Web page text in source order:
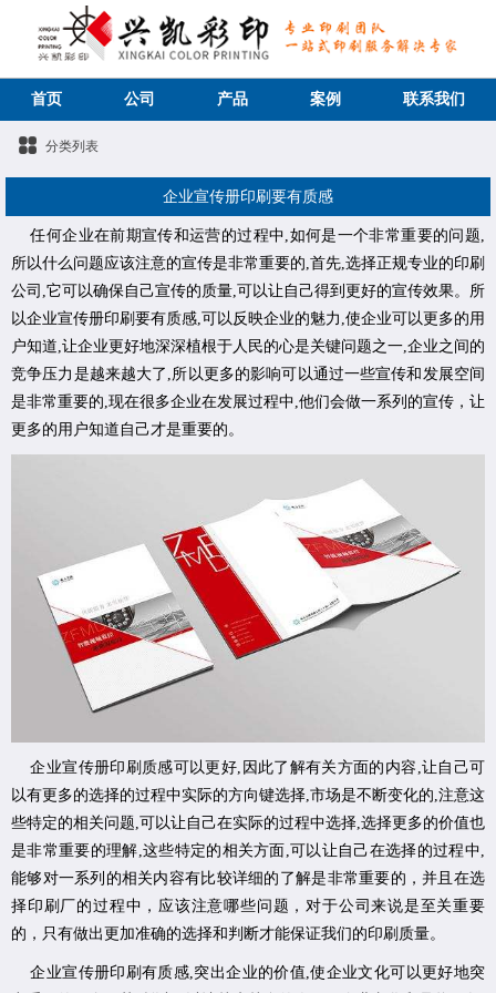
首页 公司 产品 案例 联系我们
分类列表
企业宣传册印刷要有质感
任何企业在前期宣传和运营的过程中,如何是一个非常重要的问题,
所以什么问题应该注意的宣传是非常重要的,首先,选择正规专业的印刷
公司,它可以确保自己宣传的质量,可以让自己得到更好的宣传效果。所
以企业宣传册印刷要有质感,可以反映企业的魅力,使企业可以更多的用
户知道,让企业更好地深深植根于人民的心是关键问题之一,企业之间的
竞争压力是越来越大了,所以更多的影响可以通过一些宣传和发展空间
是非常重要的,现在很多企业在发展过程中,他们会做一系列的宣传，让
更多的用户知道自己才是重要的。
企业宣传册印刷质感可以更好,因此了解有关方面的内容,让自己可
以有更多的选择的过程中实际的方向键选择,市场是不断变化的,注意这
些特定的相关问题,可以让自己在实际的过程中选择,选择更多的价值也
是非常重要的理解,这些特定的相关方面,可以让自己在选择的过程中,
能够对一系列的相关内容有比较详细的了解是非常重要的，并且在选
择印刷厂的过程中，应该注意哪些问题，对于公司来说是至关重要
的，只有做出更加准确的选择和判断才能保证我们的印刷质量。
企业宣传册印刷有质感,突出企业的价值,使企业文化可以更好地突